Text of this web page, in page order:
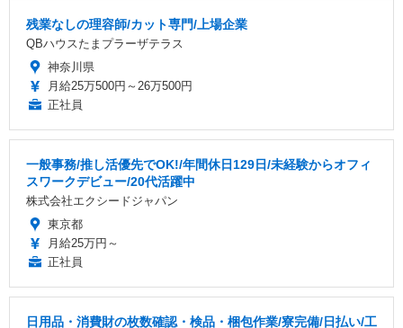
残業なしの理容師/カット専門/上場企業
QBハウスたまプラーザテラス
神奈川県
月給25万500円～26万500円
正社員
一般事務/推し活優先でOK!/年間休日129日/未経験からオフィ
スワークデビュー/20代活躍中
株式会社エクシードジャパン
東京都
月給25万円～
正社員
日用品・消費財の枚数確認・検品・梱包作業/寮完備/日払い/工